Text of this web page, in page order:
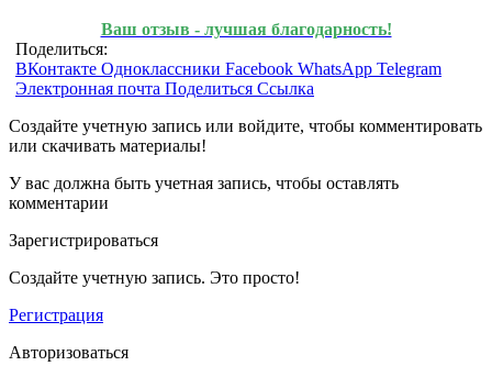
Ваш отзыв - лучшая благодарность!
Поделиться:
ВКонтакте Одноклассники Facebook WhatsApp Telegram
Электронная почта Поделиться Ссылка
Создайте учетную запись или войдите, чтобы комментировать
или скачивать материалы!
У вас должна быть учетная запись, чтобы оставлять
комментарии
Зарегистрироваться
Создайте учетную запись. Это просто!
Регистрация
Авторизоваться